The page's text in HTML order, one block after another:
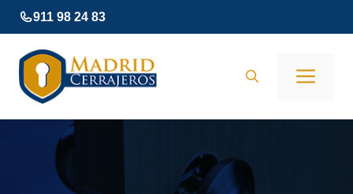
Saltar
al
contenido
911 98 24 83